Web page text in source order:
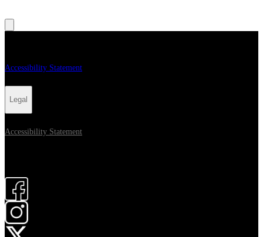
Accessibility Statement
Legal
Accessibility Statement
apri in una nuova scheda
apri in una nuova scheda
apri in una nuova scheda